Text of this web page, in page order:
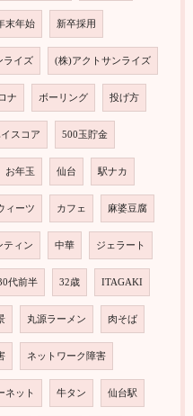
末年始 新卒採用
ライズ (株)アクトサンライズ
ナ ボーリング 投げ方
スコア 500玉貯金
お年玉 仙台 駅ナカ
ィーツ カフェ 麻婆豆腐
ティン 中華 ジェラート
代前半 32歳 ITAGAKI
丸源ラーメン 肉そば
ネットワーク障害
ネット 牛タン 仙台駅